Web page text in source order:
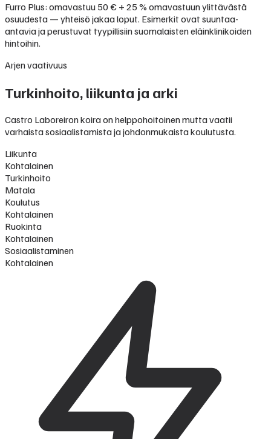
Furro Plus: omavastuu 50 € + 25 % omavastuun ylittävästä
osuudesta — yhteisö jakaa loput. Esimerkit ovat suuntaa-
antavia ja perustuvat tyypillisiin suomalaisten eläinklinikoiden
hintoihin.
Arjen vaativuus
Turkinhoito, liikunta ja arki
Castro Laboreiron koira on helppohoitoinen mutta vaatii
varhaista sosiaalistamista ja johdonmukaista koulutusta.
Liikunta
Kohtalainen
Turkinhoito
Matala
Koulutus
Kohtalainen
Ruokinta
Kohtalainen
Sosiaalistaminen
Kohtalainen